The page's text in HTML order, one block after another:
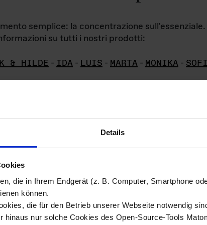
Details
die in Ihrem Endgerät (z. B. Computer, Smartphone
können.
die für den Betrieb unserer Webseite notwendig
hinaus nur solche Cookies des Open-Source-Tools
semplice: la concentrazione
su tutti i nostri prodotti:
& HILDE - IDA - LUIS - MARTA - MONIKA -
di
materiale fotografico sono detenuti daDas